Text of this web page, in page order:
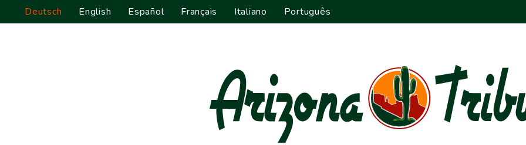
Deutsch English Español Français Italiano Português